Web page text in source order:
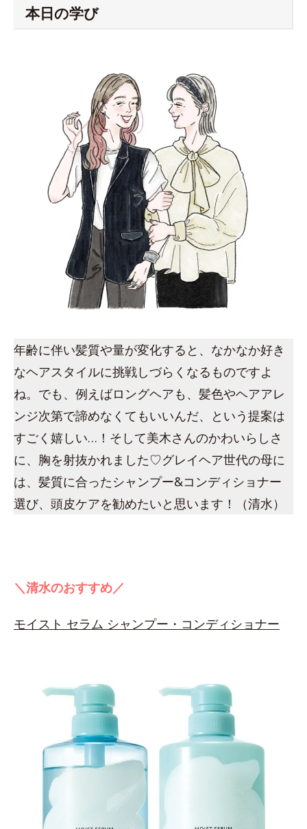
本日の学び
年齢に伴い髪質や量が変化すると、なかなか好き
なヘアスタイルに挑戦しづらくなるものですよ
ね。でも、例えばロングヘアも、髪色やヘアアレ
ンジ次第で諦めなくてもいいんだ、という提案は
すごく嬉しい…！そして美木さんのかわいらしさ
に、胸を射抜かれました♡グレイヘア世代の母に
は、髪質に合ったシャンプー&コンディショナー
選び、頭皮ケアを勧めたいと思います！（清水）
＼清水のおすすめ／
モイスト セラム シャンプー・コンディショナー